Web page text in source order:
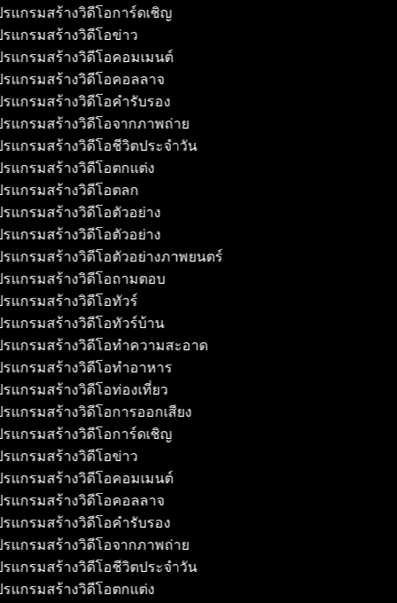
แกรมสร้างวิดีโอการ์ดเชิญ
แกรมสร้างวิดีโอข่าว
แกรมสร้างวิดีโอคอมเมนต์
แกรมสร้างวิดีโอคอลลาจ
แกรมสร้างวิดีโอคำรับรอง
แกรมสร้างวิดีโอจากภาพถ่าย
แกรมสร้างวิดีโอชีวิตประจำวัน
แกรมสร้างวิดีโอตกแต่ง
แกรมสร้างวิดีโอตลก
แกรมสร้างวิดีโอตัวอย่าง
แกรมสร้างวิดีโอตัวอย่าง
แกรมสร้างวิดีโอตัวอย่างภาพยนตร์
แกรมสร้างวิดีโอถามตอบ
แกรมสร้างวิดีโอทัวร์
แกรมสร้างวิดีโอทัวร์บ้าน
แกรมสร้างวิดีโอทำความสะอาด
แกรมสร้างวิดีโอทำอาหาร
แกรมสร้างวิดีโอท่องเที่ยว
แกรมสร้างวิดีโอการออกเสียง
แกรมสร้างวิดีโอการ์ดเชิญ
แกรมสร้างวิดีโอข่าว
แกรมสร้างวิดีโอคอมเมนต์
แกรมสร้างวิดีโอคอลลาจ
แกรมสร้างวิดีโอคำรับรอง
แกรมสร้างวิดีโอจากภาพถ่าย
แกรมสร้างวิดีโอชีวิตประจำวัน
แกรมสร้างวิดีโอตกแต่ง